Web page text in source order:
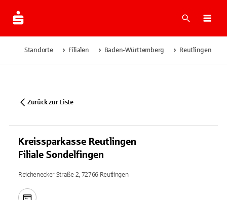
Suche
Standorte Filialen Baden-Württemberg Reutlingen
Zurück zur Liste
Kreissparkasse Reutlingen
Filiale Sondelfingen
Reichenecker Straße 2, 72766 Reutlingen